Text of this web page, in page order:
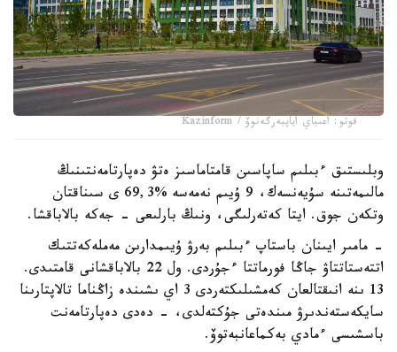
فوتو: اعىباي اياپبەرگەنوۆ / Kazinform
وبلىستىق ءبىلىم ساپاسىن قامتاماسىز ەتۋ دەپارتامەنتىنىڭ
مالىمەتىنە سۇيەنسەك، 9 ۇيىم نەمەسە %69,3 ى سىناقتان
وتكەن جوق. ايتا كەتەرلىگى، ونىڭ بارلىعى - جەكە بالاباقشا.
- مامىر ايىنان باستاپ ءبىلىم بەرۋ ۇيىمدارىن مەملەكەتتىك
اتتەستاتتاۋ جاڭا فورماتتا ءجۇردى. ول 22 بالاباقشانى قامتىدى.
13 ىنە انىقتالعان كەمشىلىكتەردى 3 اي ىشىندە زاڭناما تالاپتارىنا
سايكەستەندىرۋ مىندەتى جۇكتەلدى، - دەدى دەپارتامەنت
باسشىسى ءمادي بەكماعانبەتوۆ.